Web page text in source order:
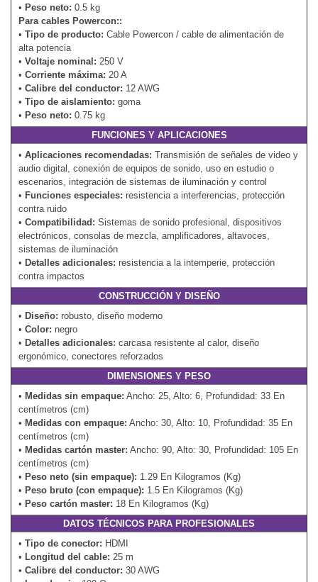
• Peso neto: 0.5 kg
Para cables Powercon::
• Tipo de producto: Cable Powercon / cable de alimentación de
alta potencia
• Voltaje nominal: 250 V
• Corriente máxima: 20 A
• Calibre del conductor: 12 AWG
• Tipo de aislamiento: goma
• Peso neto: 0.75 kg
FUNCIONES Y APLICACIONES
• Aplicaciones recomendadas: Transmisión de señales de video y
audio digital, conexión de equipos de sonido, uso en estudio o
escenarios, integración de sistemas de iluminación y control
• Funciones especiales: resistencia a interferencias, protección
contra ruido
• Compatibilidad: Sistemas de sonido profesional, dispositivos
electrónicos, consolas de mezcla, amplificadores, altavoces,
sistemas de iluminación
• Detalles adicionales: resistencia a la intemperie, protección
contra impactos
CONSTRUCCIÓN Y DISEÑO
• Diseño: robusto, diseño moderno
• Color: negro
• Detalles adicionales: carcasa resistente al calor, diseño
ergonómico, conectores reforzados
DIMENSIONES Y PESO
• Medidas sin empaque: Ancho: 25, Alto: 6, Profundidad: 33 En
centímetros (cm)
• Medidas con empaque: Ancho: 30, Alto: 10, Profundidad: 35 En
centímetros (cm)
• Medidas cartón master: Ancho: 90, Alto: 30, Profundidad: 105 En
centímetros (cm)
• Peso neto (sin empaque): 1.29 En Kilogramos (Kg)
• Peso bruto (con empaque): 1.5 En Kilogramos (Kg)
• Peso cartón master: 18 En Kilogramos (Kg)
DATOS TÉCNICOS PARA PROFESIONALES
• Tipo de conector: HDMI
• Longitud del cable: 25 m
• Calibre del conductor: 30 AWG